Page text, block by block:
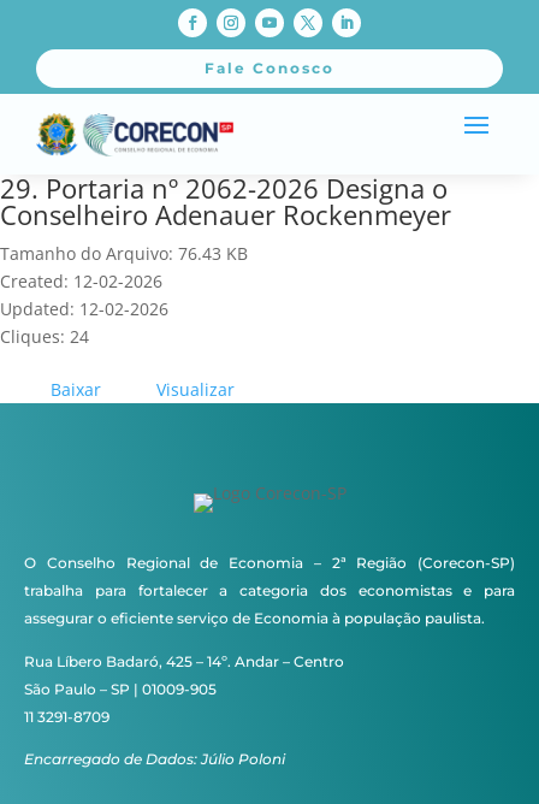
Fale Conosco
29. Portaria nº 2062-2026 Designa o
Conselheiro Adenauer Rockenmeyer
Tamanho do Arquivo: 76.43 KB
Created: 12-02-2026
Updated: 12-02-2026
Cliques: 24
Baixar Visualizar
O Conselho Regional de Economia – 2ª Região (Corecon-SP)
trabalha para fortalecer a categoria dos economistas e para
assegurar o eficiente serviço de Economia à população paulista.
Rua Líbero Badaró, 425 – 14º. Andar – Centro
São Paulo – SP | 01009-905
11 3291-8709
Encarregado de Dados: Júlio Poloni